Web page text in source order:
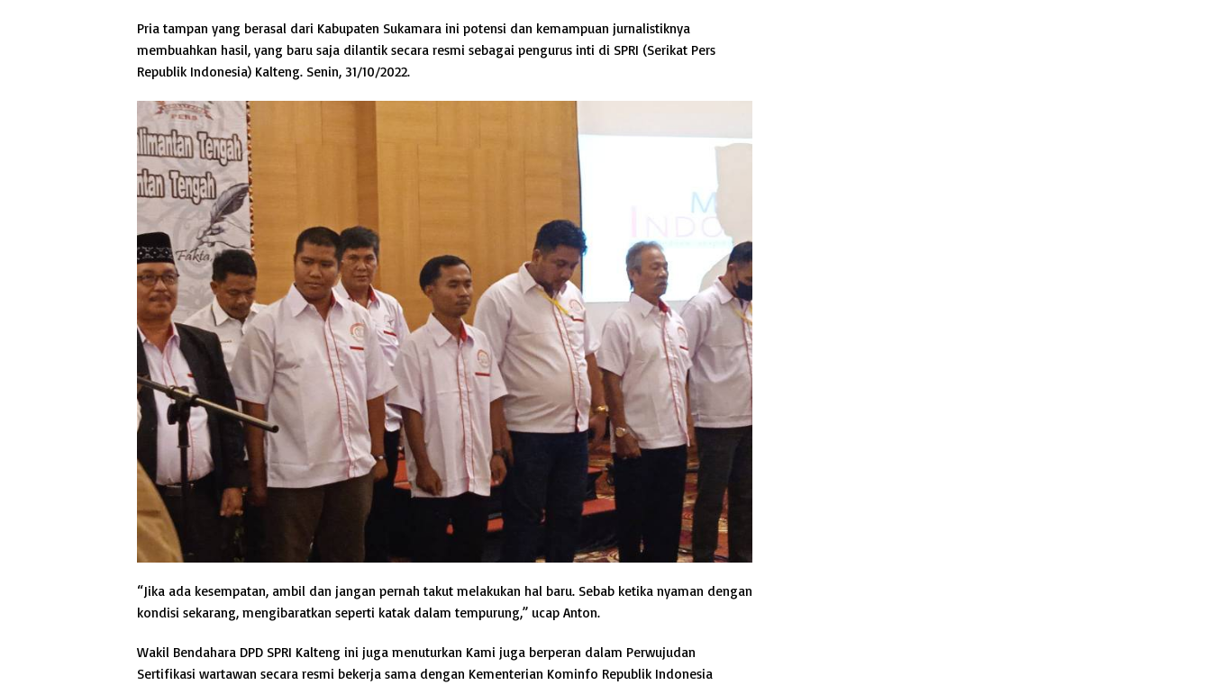
Pria tampan yang berasal dari Kabupaten Sukamara ini potensi dan kemampuan jurnalistiknya
membuahkan hasil, yang baru saja dilantik secara resmi sebagai pengurus inti di SPRI (Serikat Pers
Republik Indonesia) Kalteng. Senin, 31/10/2022.
“Jika ada kesempatan, ambil dan jangan pernah takut melakukan hal baru. Sebab ketika nyaman dengan
kondisi sekarang, mengibaratkan seperti katak dalam tempurung,” ucap Anton.
Wakil Bendahara DPD SPRI Kalteng ini juga menuturkan Kami juga berperan dalam Perwujudan
Sertifikasi wartawan secara resmi bekerja sama dengan Kementerian Kominfo Republik Indonesia